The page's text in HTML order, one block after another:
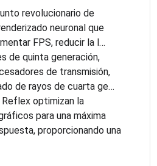
revolucionario de
neuronal que
FPS, reducir la l…
de quinta generación,
de transmisión,
de rayos de cuarta ge…
optimizan la
para una máxima
proporcionando una